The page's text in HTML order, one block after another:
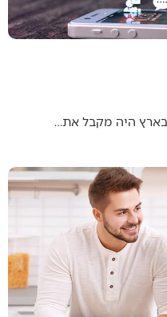
היה מקבל את…